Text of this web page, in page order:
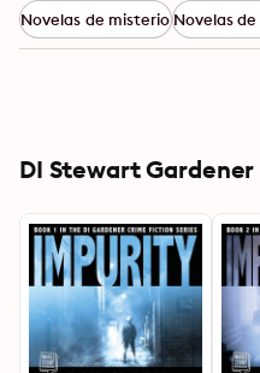
Novelas de misterioNovelas
DI Stewart